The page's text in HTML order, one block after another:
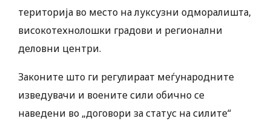
територија во место на луксузни одморалишта,
високотехнолошки градови и регионални
деловни центри.
Законите што ги регулираат меѓународните
изведувачи и воените сили обично се
наведени во „договори за статус на силите“